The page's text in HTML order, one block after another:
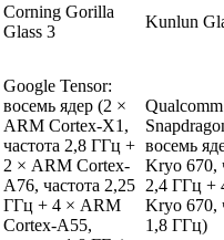
Corning Gorilla
Glass 3
Kunlun
Google Tensor:
восемь ядер (2 ×
ARM Cortex-X1,
частота 2,8 ГГц +
2 × ARM Cortex-
A76, частота 2,25
ГГц + 4 × ARM
Cortex-A55,
Qualcomm
восемь
Kryo 670,
2,4 ГГц +
Kryo 670,
1,8 ГГц)